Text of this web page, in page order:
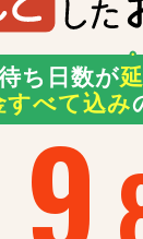
ち日数が延
すべて込み
9